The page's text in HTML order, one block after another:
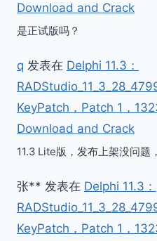
Download and Crack
是正试版吗？
q 发表在 Delphi 11.3：
KeyPatch，Patch 1，
Download and Crack
11.3 Lite版，发布上架没问题
张** 发表在 Delphi 11.3：
KeyPatch，Patch 1，